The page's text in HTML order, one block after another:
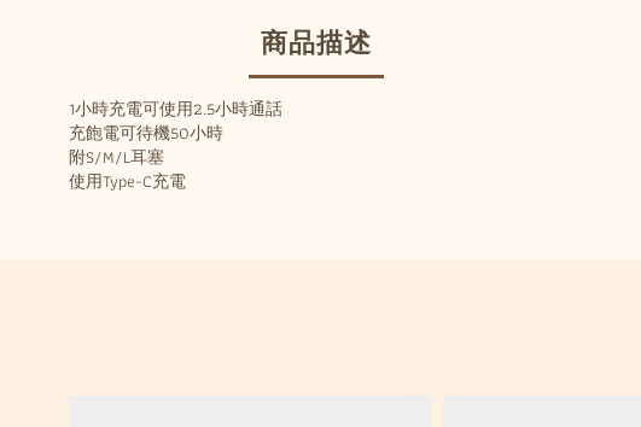
商品描述
1小時充電可使用2.5小時通話
充飽電可待機50小時
附S/M/L耳塞
使用Type-C充電